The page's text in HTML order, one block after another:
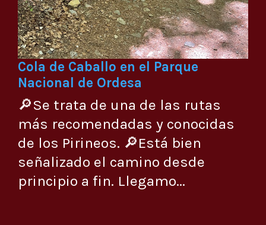
Cola de Caballo en el Parque
Nacional de Ordesa
🔎Se trata de una de las rutas
más recomendadas y conocidas
de los Pirineos. 🔎Está bien
señalizado el camino desde
principio a fin. Llegamo...